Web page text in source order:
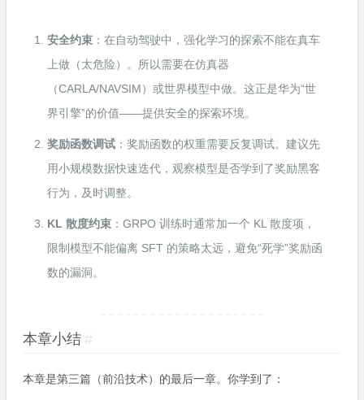
安全约束 ：在自动驾驶中，强化学习的探索不能在真车
上做（太危险）。所以需要在仿真器
（CARLA/NAVSIM）或世界模型中做。这正是华为“世
界引擎”的价值——提供安全的探索环境。
奖励函数调试 ：奖励函数的权重需要反复调试。建议先
用小规模数据快速迭代，观察模型是否学到了奖励黑客
行为，及时调整。
KL 散度约束 ：GRPO 训练时通常加一个 KL 散度项，
限制模型不能偏离 SFT 的策略太远，避免“死学”奖励函
数的漏洞。
本章小结 #
本章是第三篇（前沿技术）的最后一章。你学到了：